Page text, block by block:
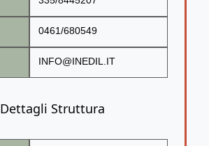
0461/680549
INFO@INEDIL.IT
Dettagli Struttura